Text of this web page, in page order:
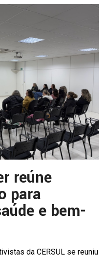
reúne
para
e bem-
da CERSUL se reuniu